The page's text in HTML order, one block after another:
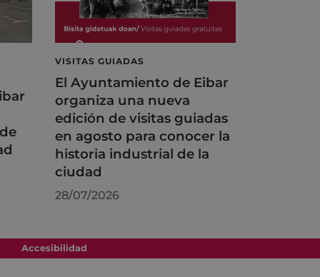
VISITAS GUIADAS
El Ayuntamiento de Eibar
organiza una nueva
edición de visitas guiadas
en agosto para conocer la
historia industrial de la
ciudad
28/07/2026
Accesibilidad